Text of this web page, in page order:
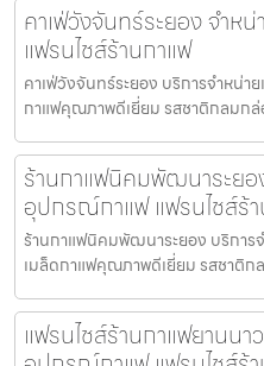
คาเฟ่วังจันทร์ระยอง จำ
แฟรนไชส์ร้านกาแฟ
คาเฟ่วังจันทร์ระยอง บริการจำหน่า
กาแฟคุณภาพดีเยี่ยม รสชาติกลมกล่
ร้านกาแฟนิคมพัฒนาระยอ
อุปกรณ์กาแฟ แฟรนไชส์ร้
ร้านกาแฟนิคมพัฒนาระยอง บริการ
เมล็ดกาแฟคุณภาพดีเยี่ยม รสชาติก
แฟรนไชส์ร้านกาแฟยานนา